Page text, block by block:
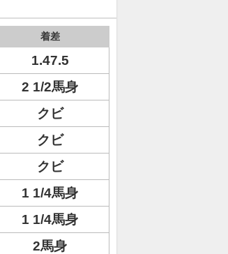
着差
1.47.5
2 1/2馬身
クビ
クビ
クビ
1 1/4馬身
1 1/4馬身
2馬身